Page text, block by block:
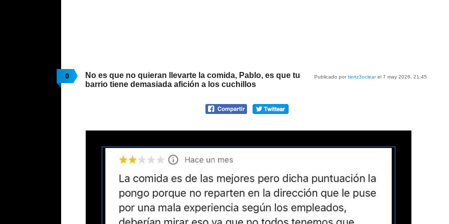
0 Publicado portiertz3oclearel 7 may 2026, 21:45
No es que no quieran llevarte la comida, Pablo, es que tu
barrio tiene demasiada afición a los cuchillos